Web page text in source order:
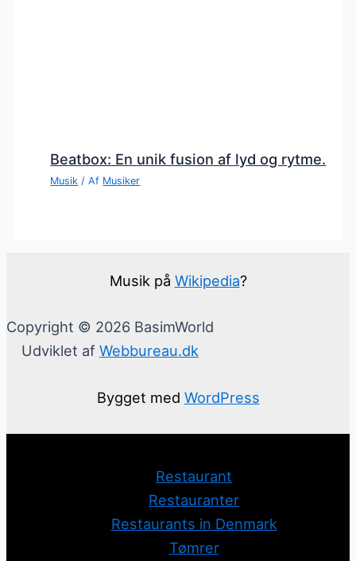
Beatbox: En unik fusion af lyd og rytme.
Musik / Af Musiker
Musik på Wikipedia?
Copyright © 2026 BasimWorld
Udviklet af Webbureau.dk
Bygget med WordPress
Restaurant
Restauranter
Restaurants in Denmark
Tømrer